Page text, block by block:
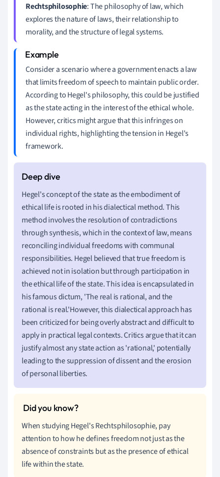
Rechtsphilosophie: The philosophy of law, which
explores the nature of laws, their relationship to
morality, and the structure of legal systems.
Consider a scenario where a government enacts a law
that limits freedom of speech to maintain public order.
According to Hegel's philosophy, this could be justified
as the state acting in the interest of the ethical whole.
However, critics might argue that this infringes on
individual rights, highlighting the tension in Hegel's
framework.
Hegel's concept of the state as the embodiment of
ethical life is rooted in his dialectical method. This
method involves the resolution of contradictions
through synthesis, which in the context of law, means
reconciling individual freedoms with communal
responsibilities. Hegel believed that true freedom is
achieved not in isolation but through participation in
the ethical life of the state. This idea is encapsulated in
his famous dictum, 'The real is rational, and the
rational is real.'However, this dialectical approach has
been criticized for being overly abstract and difficult to
apply in practical legal contexts. Critics argue that it can
justify almost any state action as 'rational,' potentially
leading to the suppression of dissent and the erosion
of personal liberties.
When studying Hegel's Rechtsphilosophie, pay
attention to how he defines freedom not just as the
absence of constraints but as the presence of ethical
life within the state.